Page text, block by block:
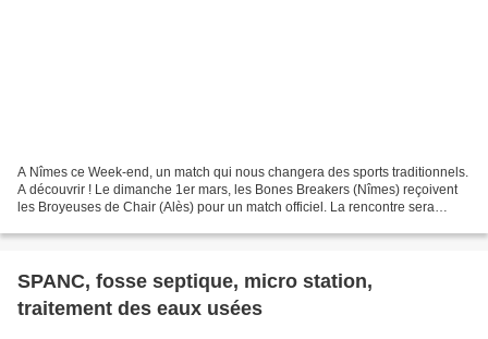
A Nîmes ce Week-end, un match qui nous changera des sports traditionnels.
A découvrir ! Le dimanche 1er mars, les Bones Breakers (Nîmes) reçoivent
les Broyeuses de Chair (Alès) pour un match officiel. La rencontre sera
SPANC, fosse septique, micro station,
traitement des eaux usées